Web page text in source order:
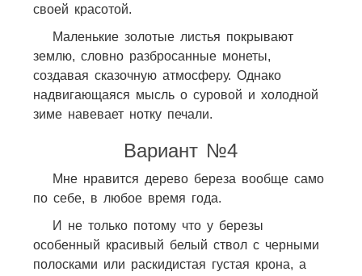
своей красотой.
Маленькие золотые листья покрывают
землю, словно разбросанные монеты,
создавая сказочную атмосферу. Однако
надвигающаяся мысль о суровой и холодной
зиме навевает нотку печали.
Вариант №4
Мне нравится дерево береза вообще само
по себе, в любое время года.
И не только потому что у березы
особенный красивый белый ствол с черными
полосками или раскидистая густая крона, а